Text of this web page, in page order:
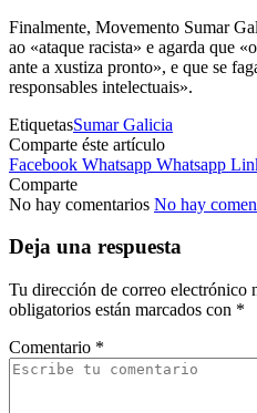
Finalmente, Movemento Sumar
ao «ataque racista» e agarda que
ante a xustiza pronto», e que se
responsables intelectuais».
EtiquetasSumar Galicia
Comparte éste artículo
Facebook Whatsapp Whatsapp
Comparte
No hay comentarios No hay
Deja una respuesta
Tu dirección de correo electrónico
obligatorios están marcados con *
Comentario *